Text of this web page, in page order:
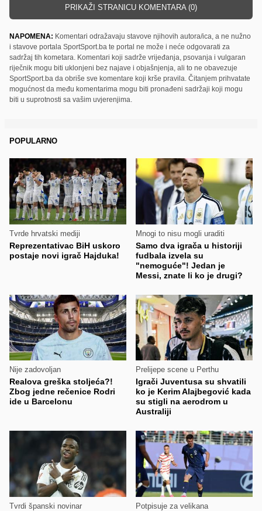
PRIKAŽI STRANICU KOMENTARA (0)
NAPOMENA: Komentari odražavaju stavove njihovih autora/ica, a ne nužno
i stavove portala SportSport.ba te portal ne može i neće odgovarati za
sadržaj tih kometara. Komentari koji sadrže vrijeđanja, psovanja i vulgaran
riječnik mogu biti uklonjeni bez najave i objašnjenja, ali to ne obavezuje
SportSport.ba da obriše sve komentare koji krše pravila. Čitanjem prihvatate
mogućnost da među komentarima mogu biti pronađeni sadržaji koji mogu
biti u suprotnosti sa vašim uvjerenjima.
POPULARNO
Tvrde hrvatski mediji
Reprezentativac BiH uskoro
postaje novi igrač Hajduka!
Mnogi to nisu mogli uraditi
Samo dva igrača u historiji
fudbala izvela su
"nemoguće"! Jedan je
Messi, znate li ko je drugi?
Nije zadovoljan
Realova greška stoljeća?!
Zbog jedne rečenice Rodri
ide u Barcelonu
Prelijepe scene u Perthu
Igrači Juventusa su shvatili
ko je Kerim Alajbegović kada
su stigli na aerodrom u
Australiji
Tvrdi španski novinar Potpisuje za velikana